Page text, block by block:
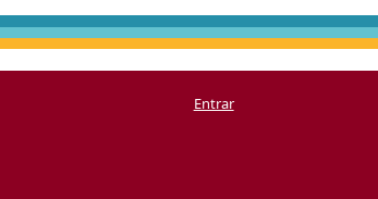
Entrar